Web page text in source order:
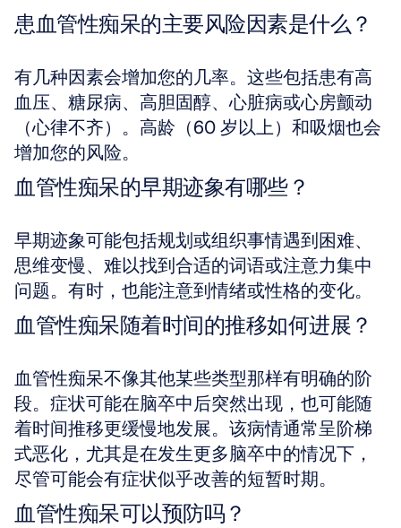
患血管性痴呆的主要风险因素是什么？
有几种因素会增加您的几率。这些包括患有高
血压、糖尿病、高胆固醇、心脏病或心房颤动
（心律不齐）。高龄（60 岁以上）和吸烟也会
增加您的风险。
血管性痴呆的早期迹象有哪些？
早期迹象可能包括规划或组织事情遇到困难、
思维变慢、难以找到合适的词语或注意力集中
问题。有时，也能注意到情绪或性格的变化。
血管性痴呆随着时间的推移如何进展？
血管性痴呆不像其他某些类型那样有明确的阶
段。症状可能在脑卒中后突然出现，也可能随
着时间推移更缓慢地发展。该病情通常呈阶梯
式恶化，尤其是在发生更多脑卒中的情况下，
尽管可能会有症状似乎改善的短暂时期。
血管性痴呆可以预防吗？